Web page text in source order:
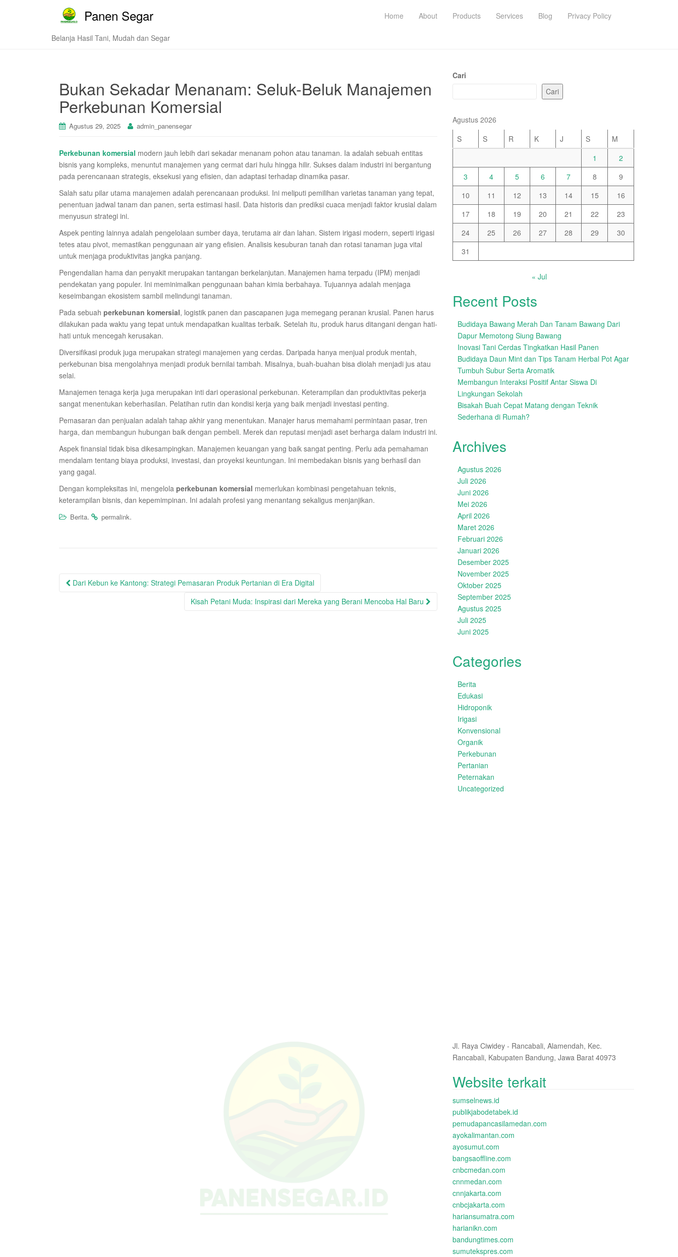
Panen Segar
Belanja Hasil Tani, Mudah dan Segar
Home About Products Services Blog Privacy Policy
Bukan Sekadar Menanam: Seluk-Beluk Manajemen
Perkebunan Komersial
Agustus 29, 2025 admin_panensegar
Perkebunan komersial modern jauh lebih dari sekadar menanam pohon atau tanaman. Ia adalah sebuah entitas
bisnis yang kompleks, menuntut manajemen yang cermat dari hulu hingga hilir. Sukses dalam industri ini bergantung
pada perencanaan strategis, eksekusi yang efisien, dan adaptasi terhadap dinamika pasar.
Salah satu pilar utama manajemen adalah perencanaan produksi. Ini meliputi pemilihan varietas tanaman yang tepat,
penentuan jadwal tanam dan panen, serta estimasi hasil. Data historis dan prediksi cuaca menjadi faktor krusial dalam
menyusun strategi ini.
Aspek penting lainnya adalah pengelolaan sumber daya, terutama air dan lahan. Sistem irigasi modern, seperti irigasi
tetes atau pivot, memastikan penggunaan air yang efisien. Analisis kesuburan tanah dan rotasi tanaman juga vital
untuk menjaga produktivitas jangka panjang.
Pengendalian hama dan penyakit merupakan tantangan berkelanjutan. Manajemen hama terpadu (IPM) menjadi
pendekatan yang populer. Ini meminimalkan penggunaan bahan kimia berbahaya. Tujuannya adalah menjaga
keseimbangan ekosistem sambil melindungi tanaman.
Pada sebuah perkebunan komersial, logistik panen dan pascapanen juga memegang peranan krusial. Panen harus
dilakukan pada waktu yang tepat untuk mendapatkan kualitas terbaik. Setelah itu, produk harus ditangani dengan hati-
hati untuk mencegah kerusakan.
Diversifikasi produk juga merupakan strategi manajemen yang cerdas. Daripada hanya menjual produk mentah,
perkebunan bisa mengolahnya menjadi produk bernilai tambah. Misalnya, buah-buahan bisa diolah menjadi jus atau
selai.
Manajemen tenaga kerja juga merupakan inti dari operasional perkebunan. Keterampilan dan produktivitas pekerja
sangat menentukan keberhasilan. Pelatihan rutin dan kondisi kerja yang baik menjadi investasi penting.
Pemasaran dan penjualan adalah tahap akhir yang menentukan. Manajer harus memahami permintaan pasar, tren
harga, dan membangun hubungan baik dengan pembeli. Merek dan reputasi menjadi aset berharga dalam industri ini.
Aspek finansial tidak bisa dikesampingkan. Manajemen keuangan yang baik sangat penting. Perlu ada pemahaman
mendalam tentang biaya produksi, investasi, dan proyeksi keuntungan. Ini membedakan bisnis yang berhasil dan
yang gagal.
Dengan kompleksitas ini, mengelola perkebunan komersial memerlukan kombinasi pengetahuan teknis,
keterampilan bisnis, dan kepemimpinan. Ini adalah profesi yang menantang sekaligus menjanjikan.
Berita. permalink.
Post
Dari Kebun ke Kantong: Strategi Pemasaran Produk Pertanian di Era Digital
Kisah Petani Muda: Inspirasi dari Mereka yang Berani Mencoba Hal Baru
Cari
Cari
Agustus 2026
S
S R K J S
M
1
2
3
4 5 6 7 8
9
10
11 12 13 14 15
16
17
18 19 20 21 22
23
24
25 26 27 28 29
30
31
« Jul
Recent Posts
Budidaya Bawang Merah Dan Tanam Bawang Dari
Dapur Memotong Siung Bawang
Inovasi Tani Cerdas Tingkatkan Hasil Panen
Budidaya Daun Mint dan Tips Tanam Herbal Pot Agar
Tumbuh Subur Serta Aromatik
Membangun Interaksi Positif Antar Siswa Di
Lingkungan Sekolah
Bisakah Buah Cepat Matang dengan Teknik
Sederhana di Rumah?
Archives
Agustus 2026
Juli 2026
Juni 2026
Mei 2026
April 2026
Maret 2026
Februari 2026
Januari 2026
Desember 2025
November 2025
Oktober 2025
September 2025
Agustus 2025
Juli 2025
Juni 2025
Categories
Berita
Edukasi
Hidroponik
Irigasi
Konvensional
Organik
Perkebunan
Pertanian
Peternakan
Uncategorized
Jl. Raya Ciwidey - Rancabali, Alamendah, Kec.
Rancabali, Kabupaten Bandung, Jawa Barat 40973
Website terkait
sumselnews.id
publikjabodetabek.id
pemudapancasilamedan.com
ayokalimantan.com
ayosumut.com
bangsaoffline.com
cnbcmedan.com
cnnmedan.com
cnnjakarta.com
cnbcjakarta.com
hariansumatra.com
harianikn.com
bandungtimes.com
sumutekspres.com